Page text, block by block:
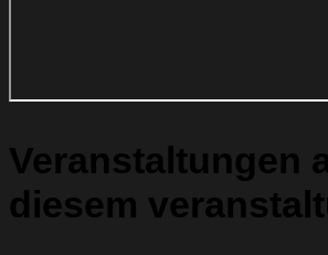
Veranstaltungen
diesem